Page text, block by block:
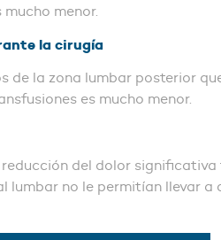
menor.
la cirugía
de la zona lumbar posterior
es mucho menor.
del dolor
no le permitían llevar